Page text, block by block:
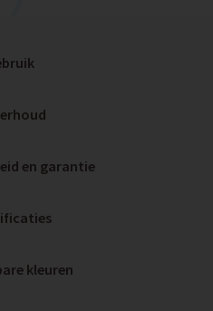
en garantie
kleuren